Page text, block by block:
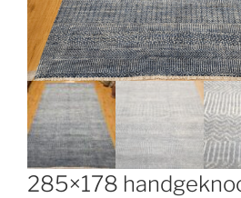
285×178